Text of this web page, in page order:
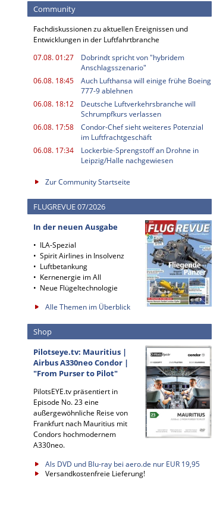
Community
Fachdiskussionen zu aktuellen Ereignissen und
Entwicklungen in der Luftfahrtbranche
07.08. 01:27
Dobrindt spricht von "hybridem
Anschlagsszenario"
06.08. 18:45
Auch Lufthansa will einige frühe Boeing
777-9 ablehnen
06.08. 18:12
Deutsche Luftverkehrsbranche will
Schrumpfkurs verlassen
06.08. 17:58
Condor-Chef sieht weiteres Potenzial
im Luftfrachtgeschäft
06.08. 17:34
Lockerbie-Sprengstoff an Drohne in
Leipzig/Halle nachgewiesen
Zur Community Startseite
FLUGREVUE 07/2026
In der neuen Ausgabe
• ILA-Spezial
• Spirit Airlines in Insolvenz
• Luftbetankung
• Kernenergie im All
• Neue Flügeltechnologie
Alle Themen im Überblick
Shop
Pilotseye.tv: Mauritius |
Airbus A330neo Condor |
"From Purser to Pilot"
PilotsEYE.tv präsentiert in
Episode No. 23 eine
außergewöhnliche Reise von
Frankfurt nach Mauritius mit
Condors hochmodernem
A330neo.
Als DVD und Blu-ray bei aero.de nur EUR 19,95
Versandkostenfreie Lieferung!